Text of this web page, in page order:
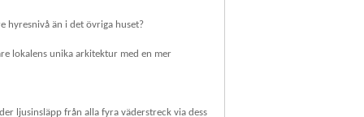
hyresnivå än i det övriga huset?
lokalens unika arkitektur med en mer
ljusinsläpp från alla fyra väderstreck via dess